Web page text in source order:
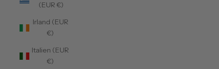
(EUR €)
Irland (EUR
€)
Italien (EUR
€)